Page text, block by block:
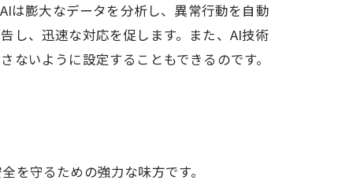
は膨大なデータを分析し、異常行動を自動
し、迅速な対応を促します。また、AI技術
いように設定することもできるのです。
を守るための強力な味方です。